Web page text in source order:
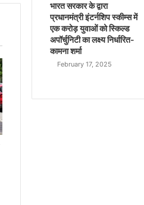
भारत सरकार के द्वारा
प्रधानमंत्री इंटर्नशिप स्कीम्स में
एक करोड़ युवाओं को स्किल्ड
अपॉर्चुनिटी का लक्ष्य निर्धारित-
कामना शर्मा
February 17, 2025